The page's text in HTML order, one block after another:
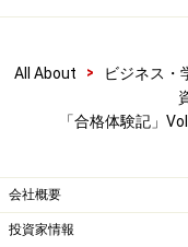
All About > ビジネス・
「合格体験記」
会社概要
投資家情報